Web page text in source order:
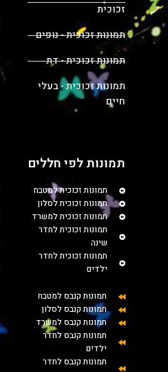
זכוכית
תמונות זכוכית - נופים
תמונות זכוכית - דת
תמונות זכוכית - בעלי
חיים
תמונות לפי חללים
תמונות זכוכית למטבח
תמונות זכוכית לסלון
תמונות זכוכית למשרד
תמונות זכוכית לחדר
שינה
תמונות זכוכית לחדר
ילדים
תמונות קנבס למטבח
תמונות קנבס לסלון
תמונות קנבס למשרד
תמונות קנבס לחדר
ילדים
תמונות קנבס לחדר